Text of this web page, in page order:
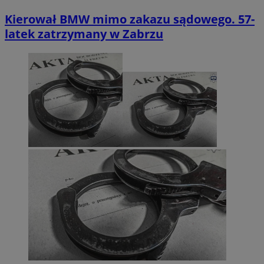
Kierował BMW mimo zakazu sądowego. 57-
latek zatrzymany w Zabrzu